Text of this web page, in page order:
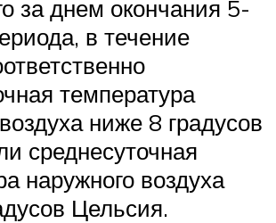
за днем окончания 5-
в течение
температура
ниже 8 градусов
среднесуточная
наружного воздуха
Цельсия.